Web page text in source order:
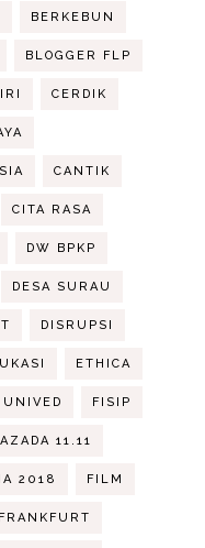
BERKEBUN
BLOGGER FLP
CERDIK
CANTIK
CITA RASA
DW BPKP
DESA SURAU
DISRUPSI
ETHICA
UNIVED FISIP
11.11
2018 FILM
FRANKFURT